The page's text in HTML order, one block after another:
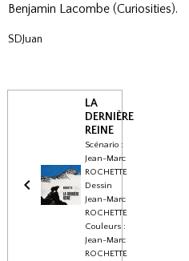
Benjamin Lacombe (Curiosities).
SDJuan
LA
DERNIÈRE
REINE
Scénario :
Jean-Marc
ROCHETTE
Dessin
Jean-Marc
ROCHETTE
Couleurs :
Jean-Marc
ROCHETTE